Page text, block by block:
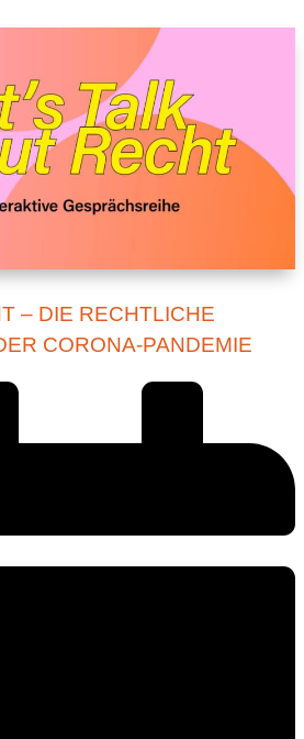
– DIE RECHTLICHE
CORONA-PANDEMIE